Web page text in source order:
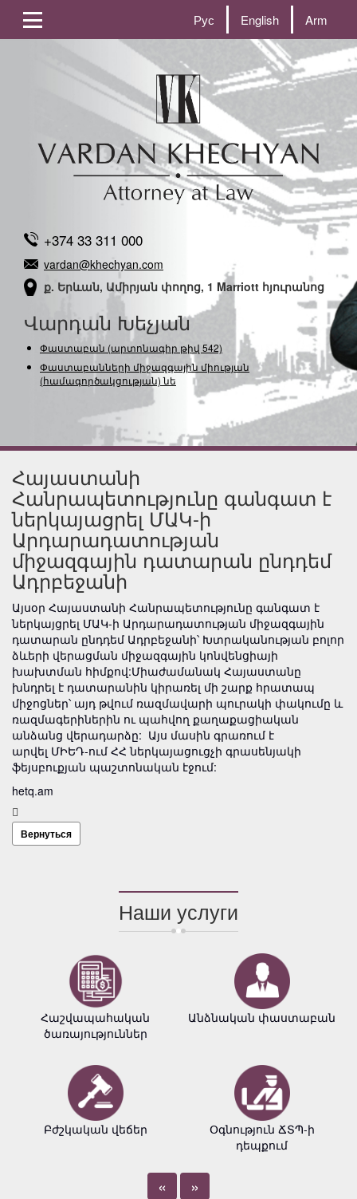
Рус English Arm
+374 33 311 000
vardan@khechyan.com
ք. Երևան, Ամիրյան փողոց, 1 Marriott հյուրանոց
Վարդան Խեչյան
Փաստաբան (արտոնագիր թիվ 542)
Փաստաբանների միջազգային միության
(համագործակցության) ներկա
Հայաստանի
Հանրապետությունը գանգատ է
ներկայացրել ՄԱԿ-ի
Արդարադատության
միջազգային դատարան ընդդեմ
Ադրբեջանի
Այսօր Հայաստանի Հանրապետությունը գանգատ է
ներկայցրել ՄԱԿ-ի Արդարադատության միջազգային
դատարան ընդդեմ Ադրբեջանի՝ Խտրականության բոլոր
ձևերի վերացման միջազգային կոնվենցիայի
խախտման հիմքով:Միաժամանակ Հայաստանը
խնդրել է դատարանին կիրառել մի շարք հրատապ
միջոցներ՝ այդ թվում ռազմավարի պուրակի փակումը և
ռազմագերիներին ու պահվող քաղաքացիական
անձանց վերադարձը: Այս մասին գրառում է
արվել ՄԻԵԴ-ում ՀՀ ներկայացուցչի գրասենյակի
ֆեյսբուքյան պաշտոնական էջում:
hetq.am
Вернуться
Наши услуги
Հաշվապահական
ծառայություններ
Բժշկական վեճեր
Անձնական փաստաբան
Օգնություն ՃՏՊ-ի
դեպքում
« »